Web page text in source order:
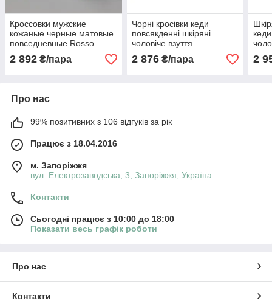
Кроссовки мужские
кожаные черные матовые
повседневные Rosso
Monza Black Mate
2 892 ₴/пара
Чорні кросівки кеди
повсякденні шкіряні
чоловіче взуття
Avangard Ada Casual Black
2 876₴/пара 2
Про нас
99% позитивних з 106 відгуків за рік
Працює з 18.04.2016
м. Запоріжжя
вул. Електрозаводська, 3, Запоріжжя, Україна
Контакти
Сьогодні працює з 10:00 до 18:00
Показати весь графік роботи
Про нас
Контакти